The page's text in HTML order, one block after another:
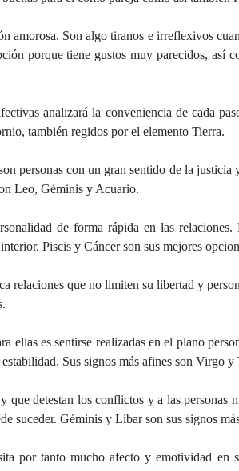
Son algo tiranos e irreflexivos
porque tiene gustos muy parecidos, así
analizará la conveniencia de cada
también regidos por el elemento Tierra.
personas con un gran sentido de la
Leo, Géminis y Acuario.
de forma rápida en las
Piscis y Cáncer son sus mejores
relaciones que no limiten su libertad y
ellas es sentirse realizadas en el plano
Sus signos más afines son Virgo y
detestan los conflictos y a las personas
suceder. Géminis y Libar son sus signos
por tanto mucho afecto y emotividad en